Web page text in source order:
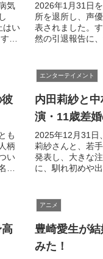
気
はい
。
2026年1月31日
所を退所し、声
表されました。
然の引退報告に
も
柄
い
エンターテイメント
内田莉紗と
演・11歳差
2025年12月31日
莉紗さんと、若
発表し、大きな
に、馴れ初めや
アニメ
豊崎愛生が
みた！